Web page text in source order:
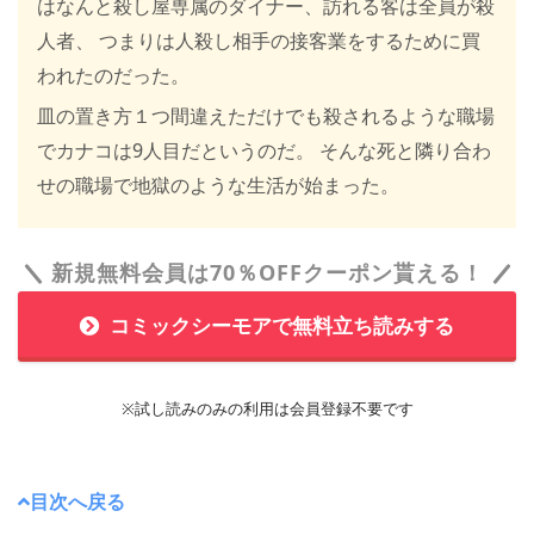
はなんと殺し屋専属のダイナー、訪れる客は全員が殺
人者、 つまりは人殺し相手の接客業をするために買
われたのだった。
皿の置き方１つ間違えただけでも殺されるような職場
でカナコは9人目だというのだ。 そんな死と隣り合わ
せの職場で地獄のような生活が始まった。
新規無料会員は70％OFFクーポン貰える！
コミックシーモアで無料立ち読みする
※試し読みのみの利用は会員登録不要です
目次へ戻る